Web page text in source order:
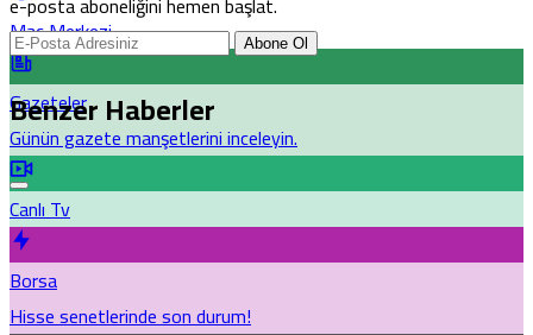
Maç Merkezi
Gazeteler
Günün gazete manşetlerini inceleyin.
Canlı Tv
Borsa
Hisse senetlerinde son durum!
Abone Ol
Benzer Haberler